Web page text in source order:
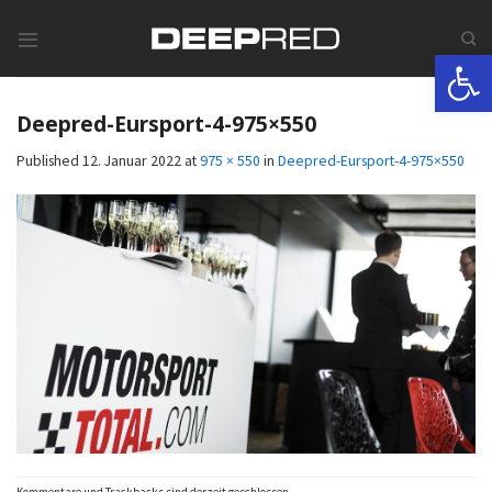
Deepred-Eursport-4-975×550
Published 12. Januar 2022 at975 × 550 in Deepred-Eursport-4-975×550